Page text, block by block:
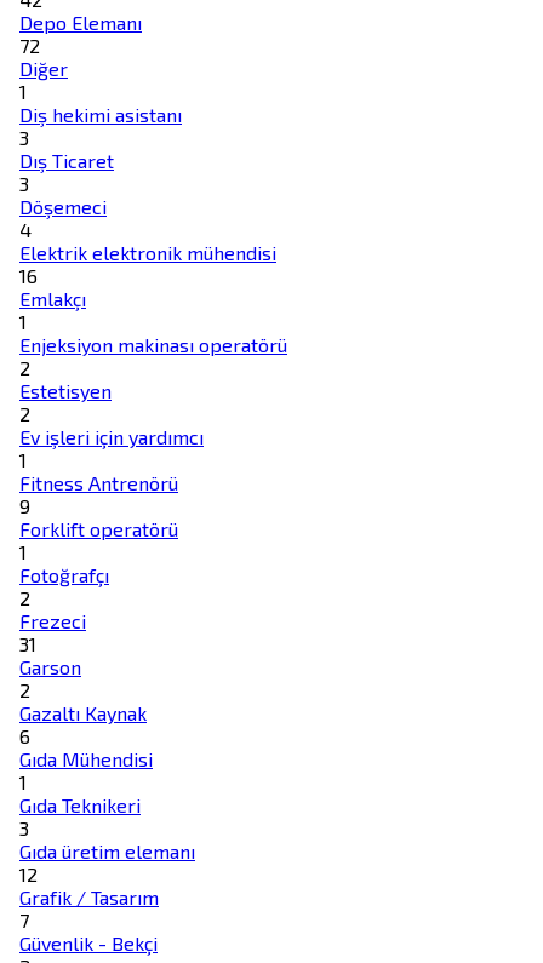
Depo Elemanı
72
Diğer
1
Diş hekimi asistanı
3
Dış Ticaret
3
Döşemeci
4
Elektrik elektronik mühendisi
16
Emlakçı
1
Enjeksiyon makinası operatörü
2
Estetisyen
2
Ev işleri için yardımcı
1
Fitness Antrenörü
9
Forklift operatörü
1
Fotoğrafçı
2
Frezeci
31
Garson
2
Gazaltı Kaynak
6
Gıda Mühendisi
1
Gıda Teknikeri
3
Gıda üretim elemanı
12
Grafik / Tasarım
7
Güvenlik - Bekçi